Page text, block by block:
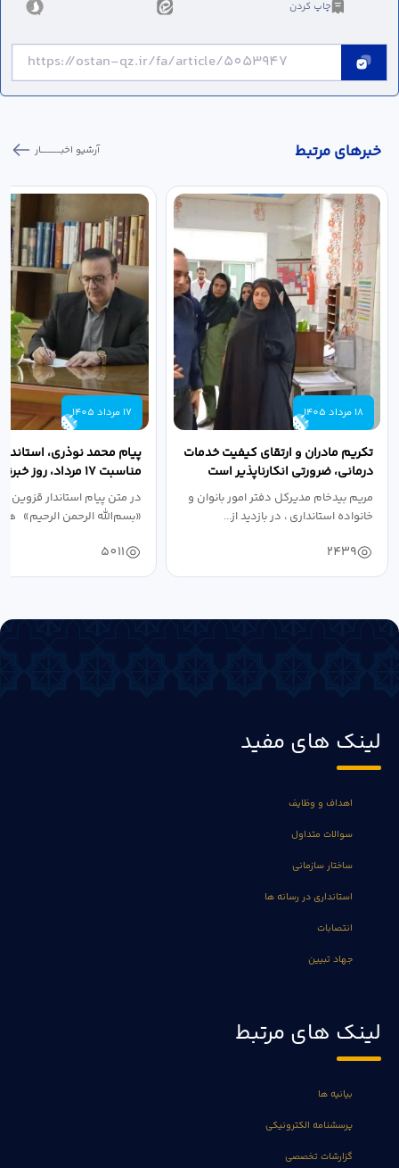
چاپ کردن
خبر‌های مرتبط آرشیو اخبـــــــــــار
18 مرداد 1405
تکریم مادران و ارتقای کیفیت خدمات
درمانی، ضرورتی انکارناپذیر است
مریم بیدخام مدیرکل دفتر امور بانوان و
خانواده استانداری ، در بازدید از...
2439
17 مرداد 1405
پیام محمد نوذری،
مناسبت ۱۷ مرداد، روز خبرنگار
در متن پیام استاندار قزوین
«بسم‌الله الرحمن الرحیم»
5011
لینک های مفید
اهداف و وظایف
سوالات متداول
ساختار سازمانی
استانداری در رسانه ها
انتصابات
جهاد تبیین
لینک های مرتبط
بیانیه ها
پرسشنامه الکترونیکی
گزارشات تخصصی